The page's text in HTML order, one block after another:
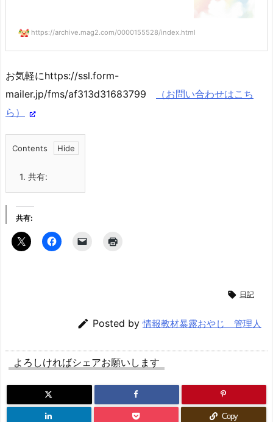
https://archive.mag2.com/0000155528/index.html
お気軽にhttps://ssl.form-
mailer.jp/fms/af313d31683799
（お問い合わせはこち
ら）
Contents
1. 共有:
共有:
 日記
 Posted by情報教材暴露おやじ 管理人
よろしければシェアお願いします
Copy